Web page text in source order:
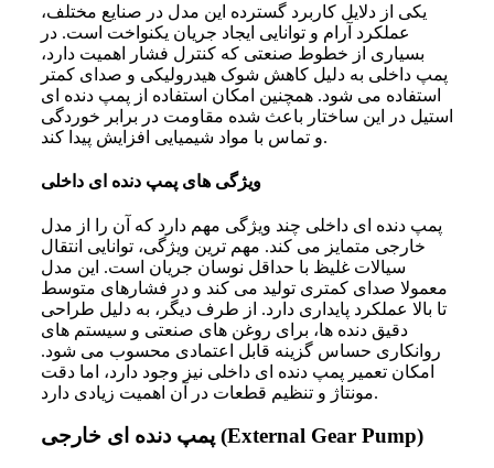
یکی از دلایل کاربرد گسترده این مدل در صنایع مختلف،
عملکرد آرام و توانایی ایجاد جریان یکنواخت است. در
بسیاری از خطوط صنعتی که کنترل فشار اهمیت دارد،
پمپ داخلی به دلیل کاهش شوک هیدرولیکی و صدای کمتر
استفاده می شود. همچنین امکان استفاده از پمپ دنده ای
استیل در این ساختار باعث شده مقاومت در برابر خوردگی
و تماس با مواد شیمیایی افزایش پیدا کند.
ویژگی های پمپ دنده ای داخلی
پمپ دنده ای داخلی چند ویژگی مهم دارد که آن را از مدل
خارجی متمایز می کند. مهم ترین ویژگی، توانایی انتقال
سیالات غلیظ با حداقل نوسان جریان است. این مدل
معمولا صدای کمتری تولید می کند و در فشارهای متوسط
تا بالا عملکرد پایداری دارد. از طرف دیگر، به دلیل طراحی
دقیق دنده ها، برای روغن های صنعتی و سیستم های
روانکاری حساس گزینه قابل اعتمادی محسوب می شود.
امکان تعمیر پمپ دنده ای داخلی نیز وجود دارد، اما دقت
مونتاژ و تنظیم قطعات در آن اهمیت زیادی دارد.
پمپ دنده ای خارجی (External Gear Pump)